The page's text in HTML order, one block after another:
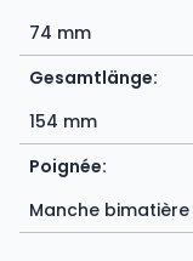
74 mm
Gesamtlänge:
154 mm
Poignée:
Manche